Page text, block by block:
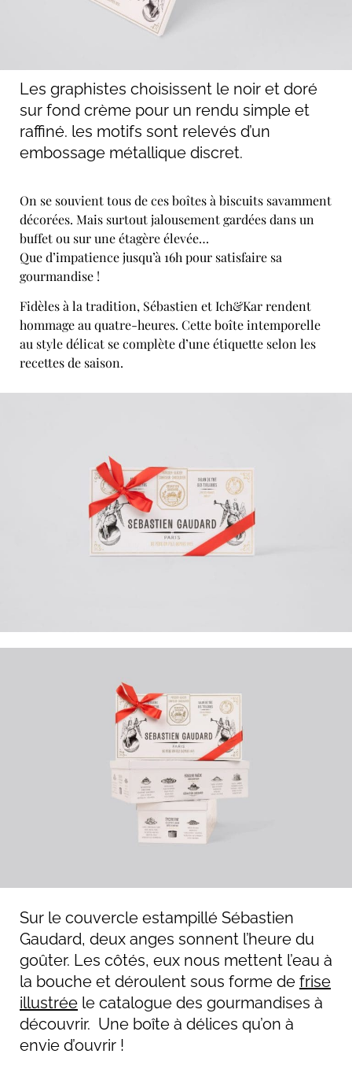
Les graphistes choisissent le noir et doré
sur fond crème pour un rendu simple et
raffiné. les motifs sont relevés d’un
embossage métallique discret.
On se souvient tous de ces boîtes à biscuits savamment
décorées. Mais surtout jalousement gardées dans un
buffet ou sur une étagère élevée…
Que d’impatience jusqu’à 16h pour satisfaire sa
gourmandise !
Fidèles à la tradition, Sébastien et Ich&Kar rendent
hommage au quatre-heures. Cette boîte intemporelle
au style délicat se complète d’une étiquette selon les
recettes de saison.
Sur le couvercle estampillé Sébastien
Gaudard, deux anges sonnent l’heure du
goûter. Les côtés, eux nous mettent l’eau à
la bouche et déroulent sous forme de frise
illustrée le catalogue des gourmandises à
découvrir. Une boîte à délices qu’on à
envie d’ouvrir !